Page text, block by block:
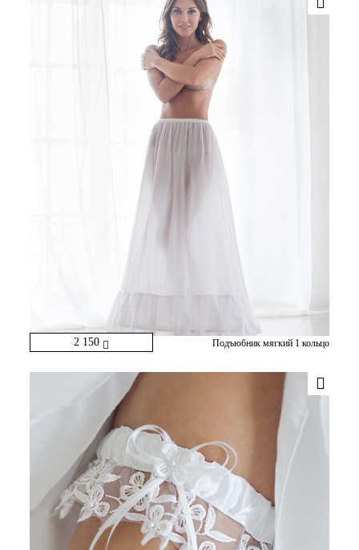
2 150 Подъюбник мягкий 1 кольцо